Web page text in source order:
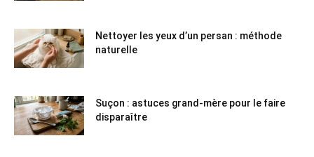
Nettoyer les yeux d’un persan : méthode
naturelle
Suçon : astuces grand-mère pour le faire
disparaître